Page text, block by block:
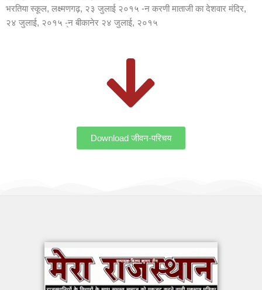
भरतिया स्कूल, लक्ष्मणगढ़, २३ जुलाई २०१५ -न करणी माताजी का देशवार मंदिर,
२४ जुलाई, २०१५ -्न बीकानेर २४ जुलाई, २०१५
Download जीवन-परिचय